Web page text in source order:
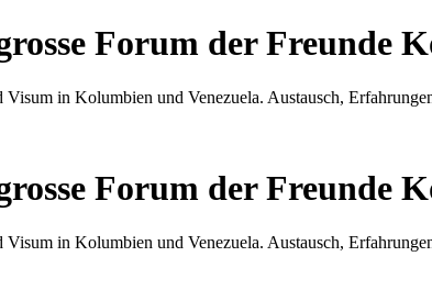
Forum der Freunde
in Kolumbien und Venezuela. Austausch,
Forum der Freunde
in Kolumbien und Venezuela. Austausch,